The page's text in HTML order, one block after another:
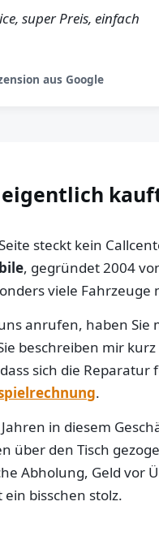
super Preis, einfach
aus Google
steckt kein
, gegründet 2004
viele
anrufen, haben
beschreiben mir
sich die Reparatur
.
in diesem
über den Tisch
Abholung, Geld vor
bisschen stolz.